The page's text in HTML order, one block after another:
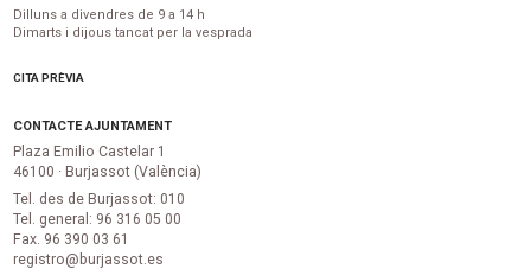
Dilluns a divendres de 9 a 14 h
Dimarts i dijous tancat per la vesprada
CITA PRÈVIA
CONTACTE AJUNTAMENT
Plaza Emilio Castelar 1
46100 · Burjassot (València)
Tel. des de Burjassot: 010
Tel. general: 96 316 05 00
Fax. 96 390 03 61
registro@burjassot.es